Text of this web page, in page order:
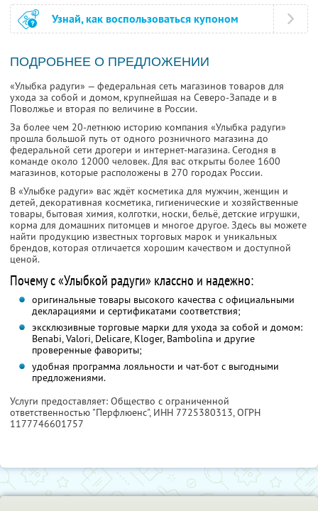
Узнай, как воспользоваться купоном
ПОДРОБНЕЕ О ПРЕДЛОЖЕНИИ
«Улыбка радуги» — федеральная сеть магазинов товаров для
ухода за собой и домом, крупнейшая на Северо-Западе и в
Поволжье и вторая по величине в России.
За более чем 20-летнюю историю компания «Улыбка радуги»
прошла большой путь от одного розничного магазина до
федеральной сети дрогери и интернет-магазина. Сегодня в
команде около 12000 человек. Для вас открыты более 1600
магазинов, которые расположены в 270 городах России.
В «Улыбке радуги» вас ждёт косметика для мужчин, женщин и
детей, декоративная косметика, гигиенические и хозяйственные
товары, бытовая химия, колготки, носки, бельё, детские игрушки,
корма для домашних питомцев и многое другое. Здесь вы можете
найти продукцию известных торговых марок и уникальных
брендов, которая отличается хорошим качеством и доступной
ценой.
Почему с «Улыбкой радуги» классно и надежно:
оригинальные товары высокого качества с официальными
декларациями и сертификатами соответствия;
эксклюзивные торговые марки для ухода за собой и домом:
Benabi, Valori, Delicare, Kloger, Bambolina и другие
проверенные фавориты;
удобная программа лояльности и чат-бот с выгодными
предложениями.
Услуги предоставляет: Общество с ограниченной
ответственностью "Перфлюенс", ИНН 7725380313, ОГРН
1177746601757